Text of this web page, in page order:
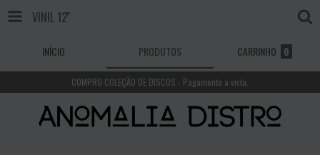
VINIL 12''
INÍCIO PRODUTOS CARRINHO 0
COMPRO COLEÇÃO DE DISCOS - Pagamento a vista.